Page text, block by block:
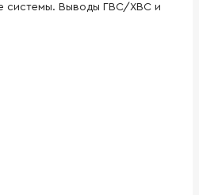
системы. Выводы ГВС/ХВС и